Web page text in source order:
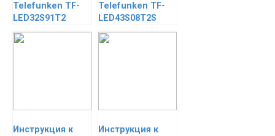
Telefunken TF-
LED32S91T2
Telefunken TF-
LED43S08T2S
Инструкция к
Инструкция к